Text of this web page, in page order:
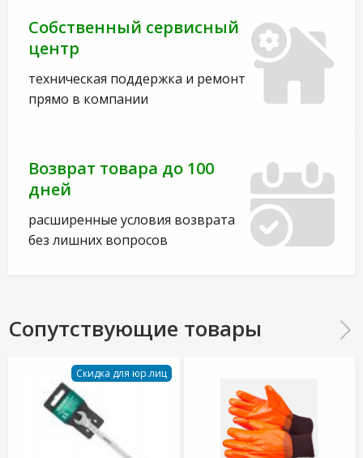
Собственный сервисный
центр
техническая поддержка и ремонт
прямо в компании
Возврат товара до 100
дней
расширенные условия возврата
без лишних вопросов
Сопутствующие товары
Скидка для юр.лиц